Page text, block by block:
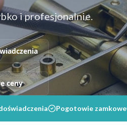
i profesjonalnie.
ceny
Pogotowie zamkowe